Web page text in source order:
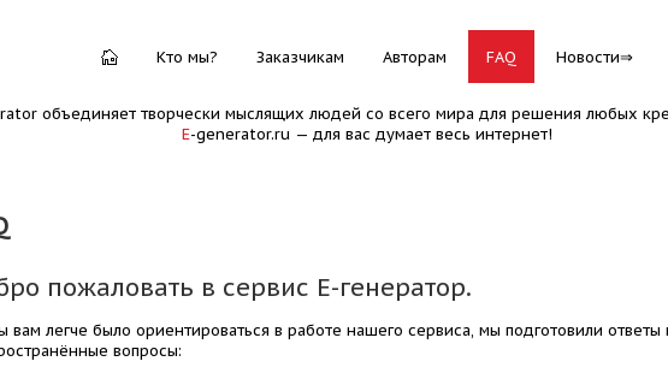
Кто мы? Заказчикам Авторам FAQ Новости
объединяет творчески мыслящих людей со всего мира для решения любых
E-generator.ru — для вас думает весь интернет!
пожаловать в сервис Е-генератор.
вам легче было ориентироваться в работе нашего сервиса, мы подготовили ответы
вопросы: